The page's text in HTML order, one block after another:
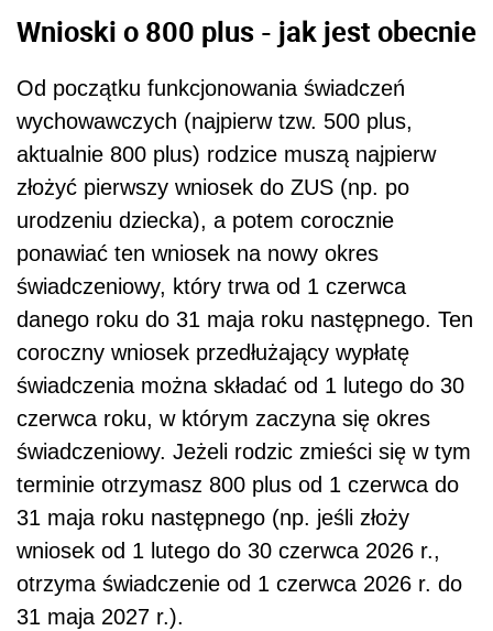
Wnioski o 800 plus - jak jest obecnie
Od początku funkcjonowania świadczeń
wychowawczych (najpierw tzw. 500 plus,
aktualnie 800 plus) rodzice muszą najpierw
złożyć pierwszy wniosek do ZUS (np. po
urodzeniu dziecka), a potem corocznie
ponawiać ten wniosek na nowy okres
świadczeniowy, który trwa od 1 czerwca
danego roku do 31 maja roku następnego. Ten
coroczny wniosek przedłużający wypłatę
świadczenia można składać od 1 lutego do 30
czerwca roku, w którym zaczyna się okres
świadczeniowy. Jeżeli rodzic zmieści się w tym
terminie otrzymasz 800 plus od 1 czerwca do
31 maja roku następnego (np. jeśli złoży
wniosek od 1 lutego do 30 czerwca 2026 r.,
otrzyma świadczenie od 1 czerwca 2026 r. do
31 maja 2027 r.).